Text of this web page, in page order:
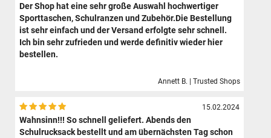
Der Shop hat eine sehr große Auswahl hochwertiger
Sporttaschen, Schulranzen und Zubehör.Die Bestellung
ist sehr einfach und der Versand erfolgte sehr schnell.
Ich bin sehr zufrieden und werde definitiv wieder hier
bestellen.
Annett B. | Trusted Shops
15.02.2024
Wahnsinn!!! So schnell geliefert. Abends den
Schulrucksack bestellt und am übernächsten Tag schon